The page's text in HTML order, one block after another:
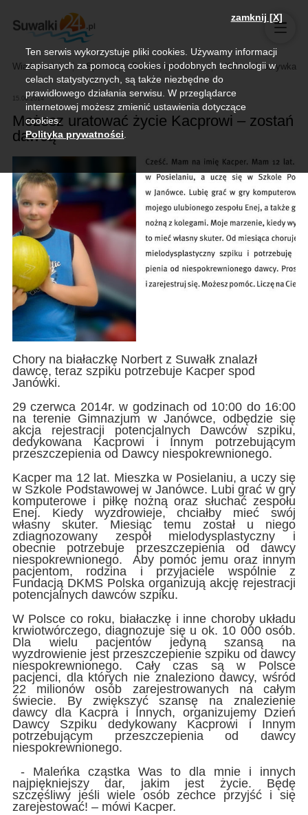
Wiadomości Sport Biznes, rolnictwo Kultura i rozrywka
15.06.2014
Możesz uratować życie Kacprowi – zostań
dawcą
Chory na białaczkę Norbert z Suwałk znalazł
dawcę, teraz szpiku potrzebuje Kacper spod
Janówki.
29 czerwca 2014r. w godzinach od 10:00 do 16:00
na terenie Gimnazjum w Janówce, odbędzie się
akcja rejestracji potencjalnych Dawców szpiku,
dedykowana Kacprowi i Innym potrzebującym
przeszczepienia od Dawcy niespokrewnionego.
Kacper ma 12 lat. Mieszka w Posielaniu, a uczy się
w Szkole Podstawowej w Janówce. Lubi grać w gry
komputerowe i piłkę nożną oraz słuchać zespołu
Enej. Kiedy wyzdrowieje, chciałby mieć swój
własny skuter. Miesiąc temu został u niego
zdiagnozowany zespół mielodysplastyczny i
obecnie potrzebuje przeszczepienia od dawcy
niespokrewnionego. Aby pomóc jemu oraz innym
pacjentom, rodzina i przyjaciele wspólnie z
Fundacją DKMS Polska organizują akcję rejestracji
potencjalnych dawców szpiku.
W Polsce co roku, białaczkę i inne choroby układu
krwiotwórczego, diagnozuje się u ok. 10 000 osób.
Dla wielu pacjentów jedyną szansą na
wyzdrowienie jest przeszczepienie szpiku od dawcy
niespokrewnionego. Cały czas są w Polsce
pacjenci, dla których nie znaleziono dawcy, wśród
22 milionów osób zarejestrowanych na całym
świecie. By zwiększyć szansę na znalezienie
dawcy dla Kacpra i Innych, organizujemy Dzień
Dawcy Szpiku dedykowany Kacprowi i Innym
potrzebującym przeszczepienia od dawcy
niespokrewnionego.
- Maleńka cząstka Was to dla mnie i innych
najpiękniejszy dar, jakim jest życie. Będę
szczęśliwy jeśli wiele osób zechce przyjść i się
zarejestować! – mówi Kacper.
zamknij [X]
Ten serwis wykorzystuje pliki cookies. Używamy informacji
zapisanych za pomocą cookies i podobnych technologii w
celach statystycznych, są także niezbędne do
prawidłowego działania serwisu. W przeglądarce
internetowej możesz zmienić ustawienia dotyczące
cookies.
Polityka prywatności